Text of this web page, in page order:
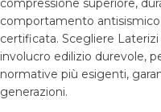
comportamento
certificata. Scegliere
involucro edilizio durevole,
normative più esigenti,
generazioni.